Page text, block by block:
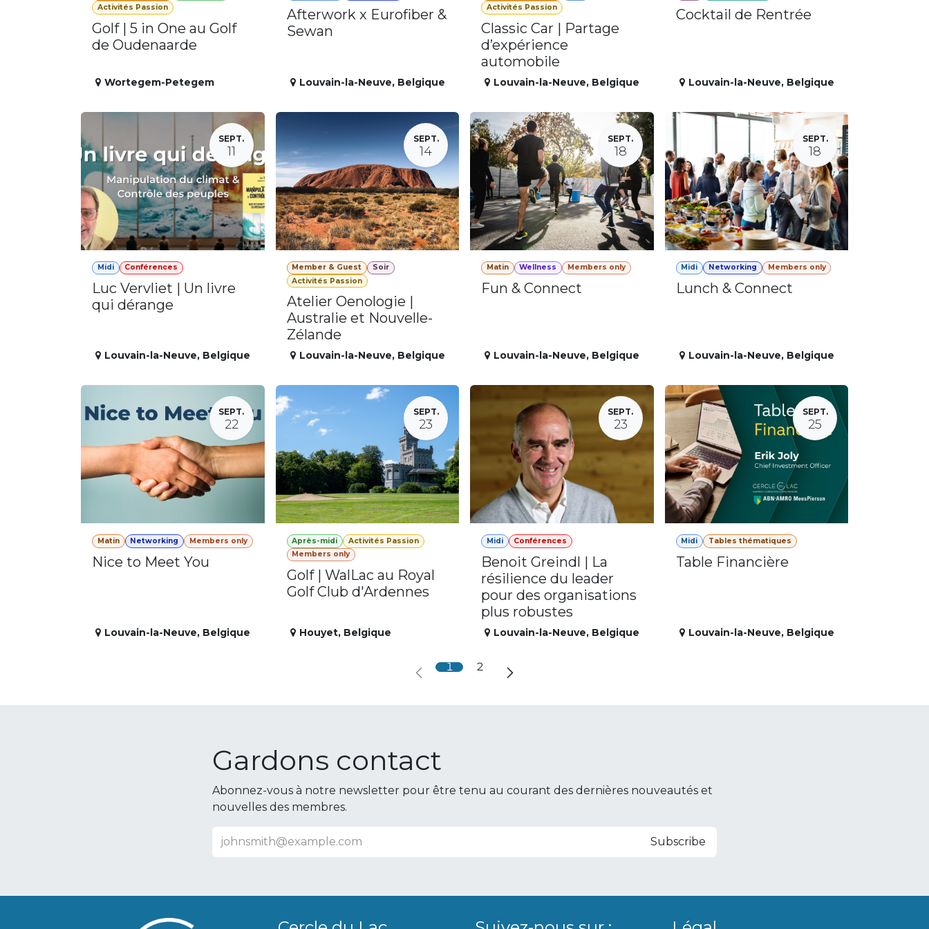
Activités Passion
Golf | 5 in One au Golf
de Oudenaarde
Wortegem-Petegem
Afterwork x Eurofiber &
Sewan
Louvain-la-Neuve, Belgique
Activités Passion
Classic Car | Partage
d’expérience
automobile
Louvain-la-Neuve, Belgique
Cocktail de Rentrée
Louvain-la-Neuve, Belgique
SEPT.
11
Midi Conférences
Luc Vervliet | Un livre
qui dérange
Louvain-la-Neuve, Belgique
SEPT.
14
Member & Guest
Soir
Activités Passion
Atelier Oenologie |
Australie et Nouvelle-
Zélande
Louvain-la-Neuve, Belgique
SEPT.
18
Matin Wellness Members only
Fun & Connect
Louvain-la-Neuve, Belgique
SEPT.
18
Midi Networking Members only
Lunch & Connect
Louvain-la-Neuve, Belgique
SEPT.
22
Matin Networking Members only
Nice to Meet You
Louvain-la-Neuve, Belgique
SEPT.
23
Après-midi
Activités Passion
Members only
Golf | WalLac au Royal
Golf Club d'Ardennes
Houyet, Belgique
SEPT.
23
Midi Conférences
Benoit Greindl | La
résilience du leader
pour des organisations
plus robustes
Louvain-la-Neuve, Belgique
SEPT.
25
Midi Tables thématiques
Table Financière
Louvain-la-Neuve, Belgique
1 2
Gardons contact
Abonnez-vous à notre newsletter pour être tenu au courant des dernières nouveautés et
nouvelles des membres.
Subscribe